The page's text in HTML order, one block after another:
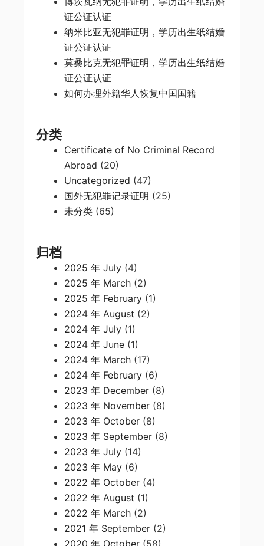
证公证认证
纳米比亚无犯罪证明，学历出生纸结婚
证公证认证
莫桑比克无犯罪证明，学历出生纸结婚
证公证认证
如何办理外籍华人恢复中国国籍
分类
Certificate of No Criminal Record
Abroad (20)
Uncategorized (47)
国外无犯罪记录证明 (25)
未分类 (65)
归档
2025 年 July (4)
2025 年 March (2)
2025 年 February (1)
2024 年 August (2)
2024 年 July (1)
2024 年 June (1)
2024 年 March (17)
2024 年 February (6)
2023 年 December (8)
2023 年 November (8)
2023 年 October (8)
2023 年 September (8)
2023 年 July (14)
2023 年 May (6)
2022 年 October (4)
2022 年 August (1)
2022 年 March (2)
2021 年 September (2)
2020 年 October (58)